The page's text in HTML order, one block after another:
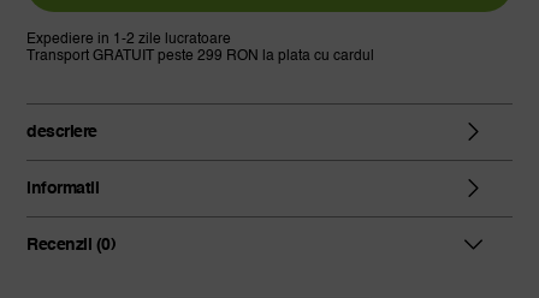
koyote,
350ml
Expediere in 1-2 zile lucratoare
Transport GRATUIT peste 299 RON la plata cu cardul
descriere
informatii
Recenzii (0)